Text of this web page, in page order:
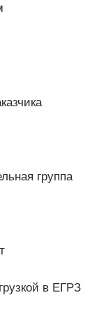
группа
в ЕГРЗ